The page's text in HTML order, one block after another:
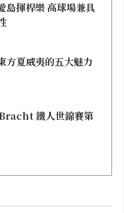
島揮桿樂 高球場兼具
方夏威夷的五大魅力
鐵人世錦賽第